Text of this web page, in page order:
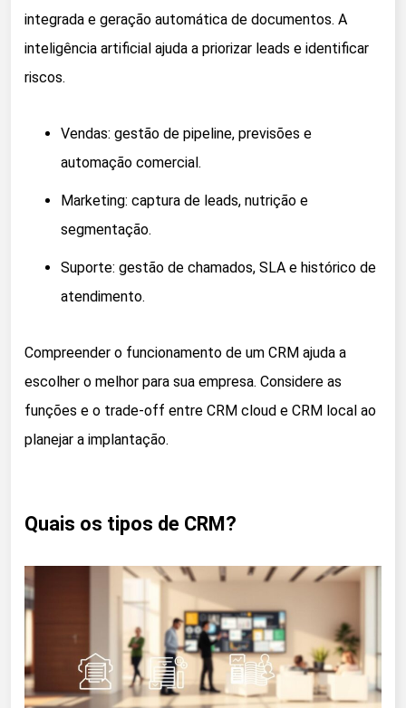
integrada e geração automática de documentos. A
inteligência artificial ajuda a priorizar leads e identificar
riscos.
Vendas: gestão de pipeline, previsões e
automação comercial.
Marketing: captura de leads, nutrição e
segmentação.
Suporte: gestão de chamados, SLA e histórico de
atendimento.
Compreender o funcionamento de um CRM ajuda a
escolher o melhor para sua empresa. Considere as
funções e o trade-off entre CRM cloud e CRM local ao
planejar a implantação.
Quais os tipos de CRM?